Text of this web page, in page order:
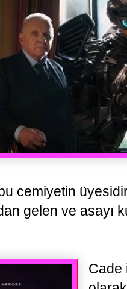
cemiyetin
gelen ve asayı
Cade